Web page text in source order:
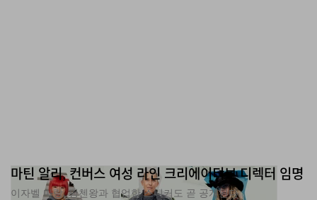
마틴 알리, 컨버스 여성 라인 크리에이티브 디렉터 임명
이자벨 마랑, 펑첸왕과 협업한 스니커도 곧 공개된다.